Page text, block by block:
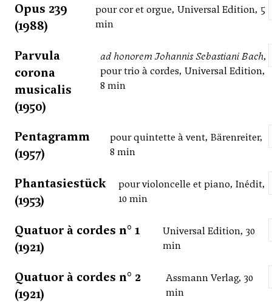
Opus 239
(1988)
pour cor et orgue, Universal Edition, 5
min
Parvula
corona
musicalis
(1950)
ad honorem Johannis Sebastiani Bach,
pour trio à cordes, Universal Edition,
8 min
Pentagramm
(1957)
pour quintette à vent, Bärenreiter,
8 min
Phantasiestück
(1953)
pour violoncelle et piano, Inédit,
10 min
Quatuor à cordes n° 1
(1921)
Universal Edition, 30
min
Quatuor à cordes n° 2
(1921)
Assmann Verlag, 30
min